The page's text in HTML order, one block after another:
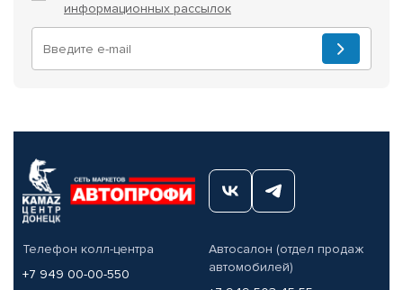
информационных рассылок
Телефон колл-центра
+7 949 00-00-550
Автосалон (отдел продаж
автомобилей)